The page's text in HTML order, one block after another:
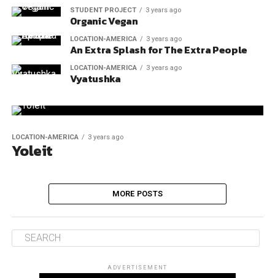
STUDENT PROJECT 3 years ago
Organic Vegan
LOCATION-AMERICA 3 years ago
An Extra Splash for The Extra People
LOCATION-AMERICA 3 years ago
Vyatushka
LOCATION-AMERICA 3 years ago
Yoleit
MORE POSTS
ADVERTISEMENT